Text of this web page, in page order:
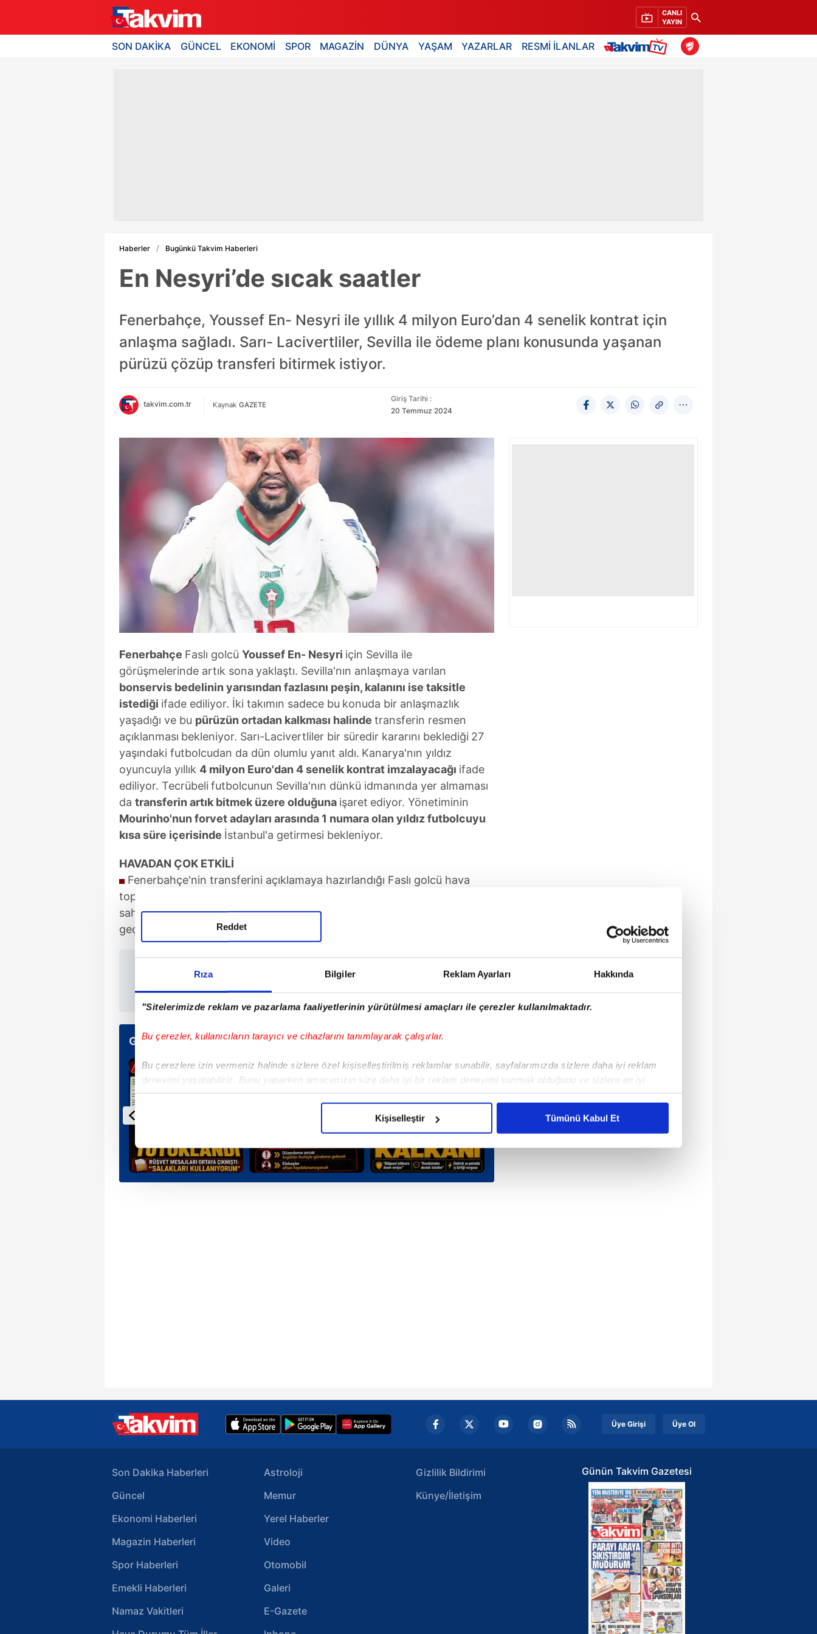
Rıza Bilgiler Reklam Ayarları Hakkında
"Sitelerimizde reklam ve pazarlama faaliyetlerinin yürütülmesi amaçları ile çerezler kullanılmaktadır.
Bu çerezler, kullanıcıların tarayıcı ve cihazlarını tanımlayarak çalışırlar.
Bu çerezlere izin vermeniz halinde sizlere özel kişiselleştirilmiş reklamlar sunabilir, sayfalarımızda sizlere daha iyi reklam
deneyimi yaşatabiliriz. Bunu yaparken amacımızın size daha iyi bir reklam deneyimi sunmak olduğunu ve sizlere en iyi
içerikleri sunabilmek adına elimizden gelen çabayı gösterdiğimizi ve bu noktada, reklamların maliyetlerimizi karşılamak
Sizlere daha iyi bir hizmet sunabilmek için İnternet Sitemizde kendimize ve üçüncü kişilere ait çerezler kullanılmaktadır. Bu
çerezler vasıtasıyla çeşitli kişisel verileriniz işlenmekte olup gerekli olan çerezler bilgi toplumu hizmetlerinin sunulması
Reddet
Kişiselleştir Tümünü Kabul Et
CANLI
YAYIN
SON DAKİKA GÜNCEL EKONOMİ SPOR MAGAZİN DÜNYA YAŞAM YAZARLAR RESMİ İLANLAR
Haberler Bugünkü Takvim Haberleri
En Nesyri’de sıcak saatler
Fenerbahçe, Youssef En- Nesyri ile yıllık 4 milyon Euro’dan 4 senelik kontrat için
anlaşma sağladı. Sarı- Lacivertliler, Sevilla ile ödeme planı konusunda yaşanan
pürüzü çözüp transferi bitirmek istiyor.
takvim.com.tr Kaynak GAZETE
Giriş Tarihi :
20 Temmuz 2024
Fenerbahçe Faslı golcü Youssef En- Nesyri için Sevilla ile
görüşmelerinde artık sona yaklaştı. Sevilla'nın anlaşmaya varılan
bonservis bedelinin yarısından fazlasını peşin, kalanını ise taksitle
istediği ifade ediliyor. İki takımın sadece bu konuda bir anlaşmazlık
yaşadığı ve bu pürüzün ortadan kalkması halinde transferin resmen
açıklanması bekleniyor. Sarı-Lacivertliler bir süredir kararını beklediği 27
yaşındaki futbolcudan da dün olumlu yanıt aldı. Kanarya'nın yıldız
oyuncuyla yıllık 4 milyon Euro'dan 4senelik kontrat imzalayacağı ifade
ediliyor. Tecrübeli futbolcunun Sevilla'nın dünkü idmanında yer almaması
da transferin artık bitmek üzere olduğuna işaret ediyor. Yönetiminin
Mourinho'nun forvet adayları arasında 1 numara olan yıldız futbolcuyu
kısa süre içerisinde İstanbul'a getirmesi bekleniyor.
HAVADAN ÇOK ETKİLİ
Fenerbahçe'nin transferini açıklamaya hazırlandığı Faslı golcü hava
toplarındaki etkinliğiyle ön plana çıkıyor. 1.92'lik yıldız futbolcu ceza
sahasına gelen ortalarda attığı şık kafa golleriyle çok etkili. En- Nesyri
geçen sezon Sevilla formasıyla çıktığı 41 maçta 20 gol kaydetti.
Günün Manşetleri Tüm Manşetler
Üye Girişi Üye Ol
Son Dakika Haberleri
Güncel
Ekonomi Haberleri
Magazin Haberleri
Spor Haberleri
Emekli Haberleri
Namaz Vakitleri
Astroloji
Memur
Yerel Haberler
Video
Otomobil
Galeri
E-Gazete
Gizlilik Bildirimi
Künye/İletişim
Günün Takvim Gazetesi